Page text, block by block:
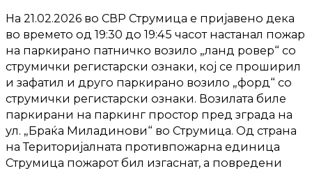
На 21.02.2026 во СВР Струмица е пријавено дека
во времето од 19:30 до 19:45 часот настанал пожар
на паркирано патничко возило „ланд ровер“ со
струмички регистарски ознаки, кој се проширил
и зафатил и друго паркирано возило „форд“ со
струмички регистарски ознаки. Возилата биле
паркирани на паркинг простор пред зграда на
ул. „Браќа Миладинови“ во Струмица. Од страна
на Територијалната противпожарна единица
Струмица пожарот бил изгаснат, а повредени